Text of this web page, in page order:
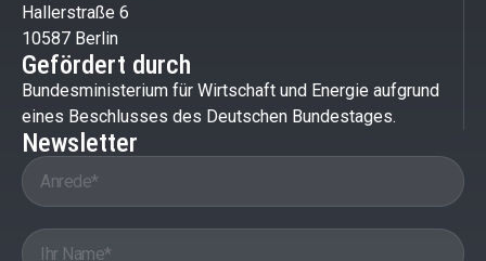
Hallerstraße 6
10587 Berlin
Gefördert durch
Bundesministerium für Wirtschaft und Energie aufgrund
eines Beschlusses des Deutschen Bundestages.
Newsletter